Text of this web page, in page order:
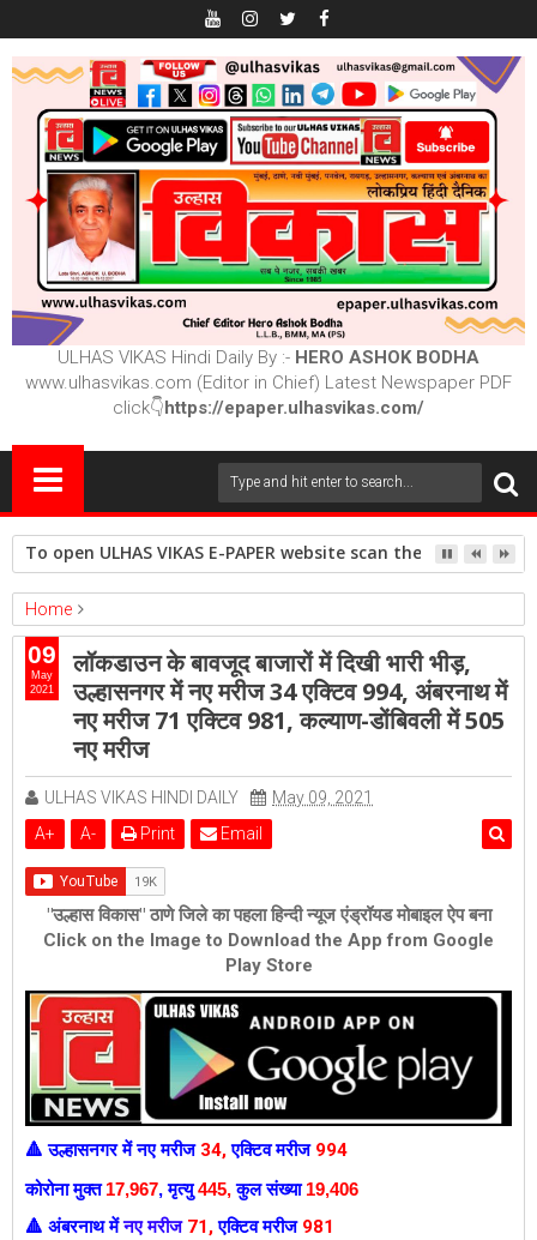
ULHAS VIKAS Hindi Daily By :- HERO ASHOK BODHA
www.ulhasvikas.com (Editor in Chief) Latest Newspaper PDF
click👇https://epaper.ulhasvikas.com/
To open ULHAS VIKAS E-PAPER website scan the QR
Home
ambernath
Featured kalyan
ulhasnagar
लॉकडाउन के बावजूद बाजारों में दिखी भारी भीड़, उल्हासनगर में नए मरीज 34 एक्टिव
994, अंबरनाथ में नए मरीज 71 एक्टिव 981, कल्याण-डोंबिवली में 505 नए मरीज
लॉकडाउन के बावजूद बाजारों में दिखी भारी भीड़,
उल्हासनगर में नए मरीज 34 एक्टिव 994, अंबरनाथ में
नए मरीज 71 एक्टिव 981, कल्याण-डोंबिवली में 505
नए मरीज
ULHAS VIKAS HINDI DAILY
May 09, 2021
A+ A- Print Email
"उल्हास विकास" ठाणे जिले का पहला हिन्दी न्यूज एंड्रॉयड मोबाइल ऐप बना
Click on the Image to Download the App from Google
Play Store
🔺उल्हासनगर मेंनए मरीज34,एक्टिव मरीज 994
कोरोना मुक्त17,967,मृत्यु445, कुल संख्या19,406
🔺 अंबरनाथ मेंनए मरीज 71, एक्टिव मरीज 981
09
May
2021